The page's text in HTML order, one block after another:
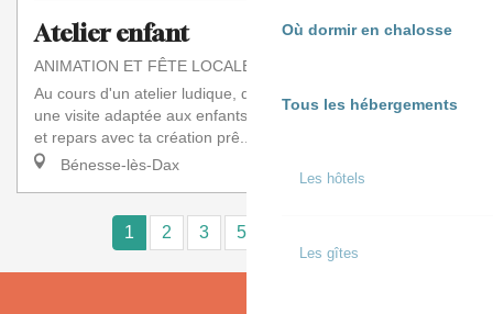
Où dormir en chalosse
Tous les hébergements
Les hôtels
Les gîtes
Atelier enfant
ANIMATION ET FÊTE LOCALE
Au cours d'un atelier ludique, découvre le moulin à travers
une visite adaptée aux enfants. Fabrique ton propre moulin
et repars avec ta création prê...
Bénesse-lès-Dax
1 2 3 5+